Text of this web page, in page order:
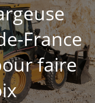
France
faire